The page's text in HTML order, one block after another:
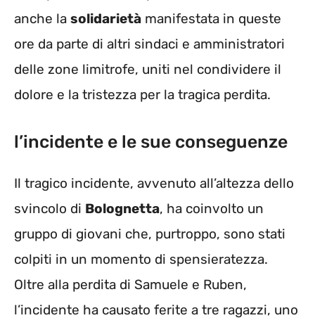
anche la solidarietà manifestata in queste
ore da parte di altri sindaci e amministratori
delle zone limitrofe, uniti nel condividere il
dolore e la tristezza per la tragica perdita.
l’incidente e le sue conseguenze
Il tragico incidente, avvenuto all’altezza dello
svincolo di Bolognetta, ha coinvolto un
gruppo di giovani che, purtroppo, sono stati
colpiti in un momento di spensieratezza.
Oltre alla perdita di Samuele e Ruben,
l’incidente ha causato ferite a tre ragazzi, uno